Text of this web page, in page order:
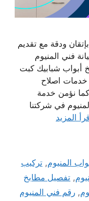
ودقة مع تقديم
فني المنيوم
شبابيك كبت
خدمات اصلاح
كما نؤمن خدمة
في شركتنا
المزيد
المنيوم,تركيب
, تفصيل مطابخ
, رقم فني المنيوم